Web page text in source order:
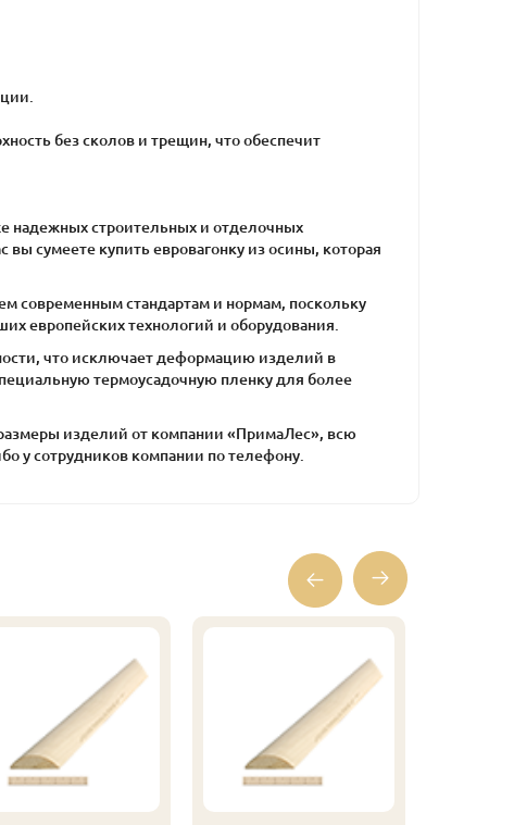
без сколов и трещин, что обеспечит
надежных строительных и отделочных
сумеете купить евровагонку из осины, которая
современным стандартам и нормам, поскольку
европейских технологий и оборудования.
что исключает деформацию изделий в
термоусадочную пленку для более
изделий от компании «ПримаЛес», всю
у сотрудников компании по телефону.